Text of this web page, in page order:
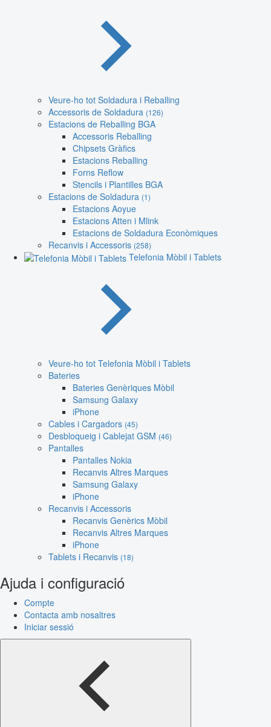
Veure-ho tot Soldadura i Reballing
Accessoris de Soldadura (126)
Estacions de Reballing BGA
Accessoris Reballing
Chipsets Gràfics
Estacions Reballing
Forns Reflow
Stencils i Plantilles BGA
Estacions de Soldadura (1)
Estacions Aoyue
Estacions Atten i Mlink
Estacions de Soldadura Econòmiques
Recanvis i Accessoris (258)
Telefonia Mòbil i Tablets
Veure-ho tot Telefonia Mòbil i Tablets
Bateries
Bateries Genèriques Mòbil
Samsung Galaxy
iPhone
Cables i Cargadors (45)
Desbloqueig i Cablejat GSM (46)
Pantalles
Pantalles Nokia
Recanvis Altres Marques
Samsung Galaxy
iPhone
Recanvis i Accessoris
Recanvis Genèrics Mòbil
Recanvis Altres Marques
iPhone
Tablets i Recanvis (18)
Ajuda i configuració
Compte
Contacta amb nosaltres
Iniciar sessió